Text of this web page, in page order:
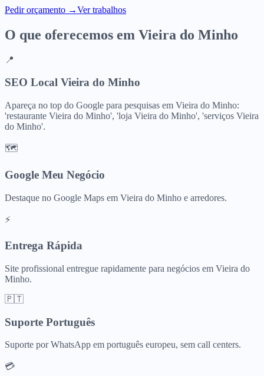
Pedir orçamento →Ver trabalhos
O que oferecemos em Vieira do Minho
📍
SEO Local Vieira do Minho
Apareça no top do Google para pesquisas em Vieira do Minho:
'restaurante Vieira do Minho', 'loja Vieira do Minho', 'serviços Vieira
do Minho'.
🗺️
Google Meu Negócio
Destaque no Google Maps em Vieira do Minho e arredores.
⚡
Entrega Rápida
Site profissional entregue rapidamente para negócios em Vieira do
Minho.
🇵🇹
Suporte Português
Suporte por WhatsApp em português europeu, sem call centers.
💳